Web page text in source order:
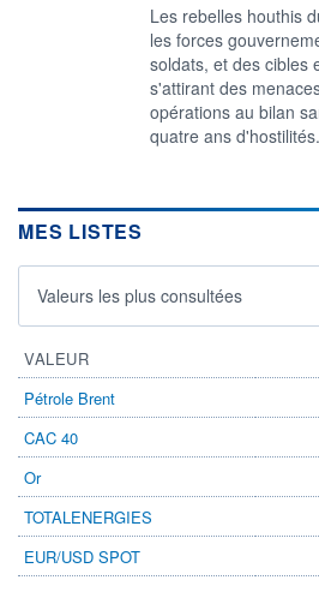
Les rebelles houthis
les forces
soldats, et des cibles
s'attirant des
opérations au bilan
quatre ans
MES LISTES
Valeurs les plus consultées
VALEUR
Pétrole Brent
CAC 40
Or
TOTALENERGIES
EUR/USD SPOT